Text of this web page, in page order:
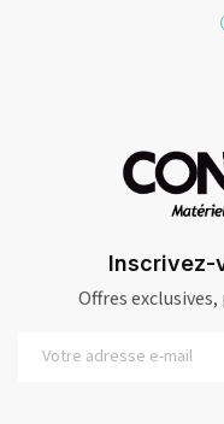
Inscrivez-
Offres